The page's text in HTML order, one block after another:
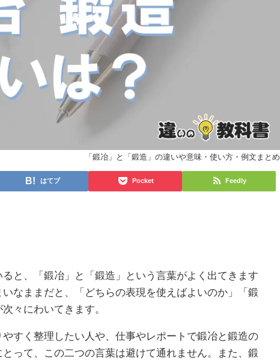
「鍛冶」と「鍛造」の違いや意味・使い方・例文まとめ
はてブ Pocket Feedly
と、「鍛冶」と「鍛造」という言葉がよく出てきます
なままだと、「どちらの表現を使えばよいのか」「鍛
々にわいてきます。
すく整理したい人や、仕事やレポートで鍛冶と鍛造の
って、この二つの言葉は避けて通れません。また、鍛